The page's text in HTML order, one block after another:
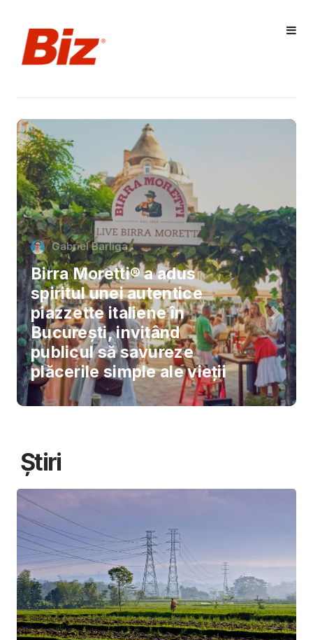
Gabriel Barliga
Birra Moretti® a adus
spiritul unei autentice
piazzette italiene în
București, invitând
publicul să savureze
plăcerile simple ale vieții
Știri